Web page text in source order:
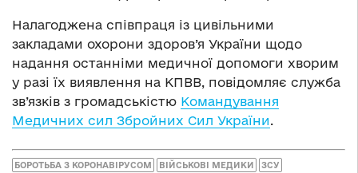
Налагоджена співпраця із цивільними
закладами охорони здоров’я України щодо
надання останніми медичної допомоги хворим
у разі їх виявлення на КПВВ, повідомляє служба
зв’язків з громадськістю Командування
Медичних сил Збройних Сил України.
БОРОТЬБА З КОРОНАВІРУСОМ ВІЙСЬКОВІ МЕДИКИ ЗСУ